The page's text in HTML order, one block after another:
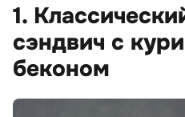
1.
сэндвич с
беконом